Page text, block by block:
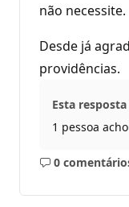
não necessite.
Desde já
providências.
Esta
1 pessoa
0
Sem